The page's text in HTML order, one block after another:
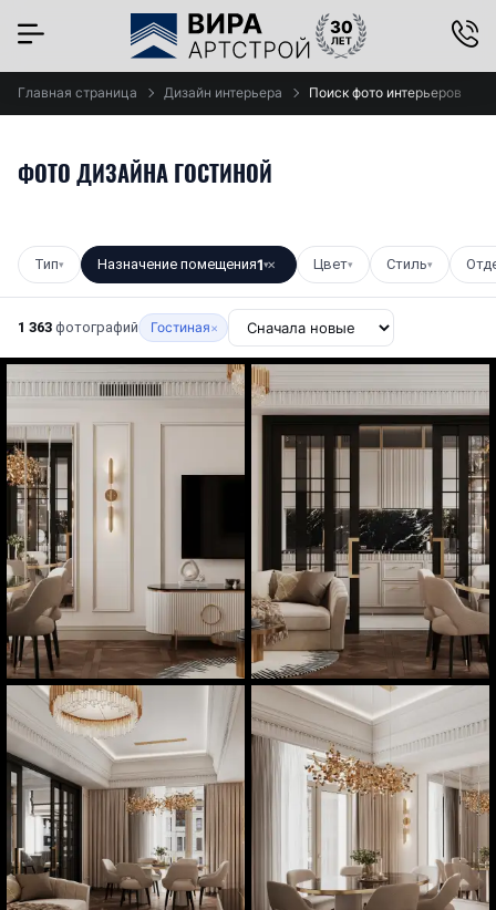
Главная страница Дизайн интерьера Поиск фото интерьеров
ФОТО ДИЗАЙНА ГОСТИНОЙ
Тип▾ Назначение помещения1▾✕ Цвет▾ Стиль▾
1 363 фотографий Гостиная×